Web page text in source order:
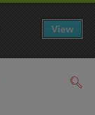
View